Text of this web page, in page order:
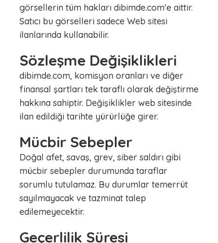
görsellerin tüm hakları dibimde.com'e aittir.
Satıcı bu görselleri sadece Web sitesi
ilanlarında kullanabilir.
Sözleşme Değişiklikleri
dibimde.com, komisyon oranları ve diğer
finansal şartları tek taraflı olarak değiştirme
hakkına sahiptir. Değişiklikler web sitesinde
ilan edildiği tarihte yürürlüğe girer.
Mücbir Sebepler
Doğal afet, savaş, grev, siber saldırı gibi
mücbir sebepler durumunda taraflar
sorumlu tutulamaz. Bu durumlar temerrüt
sayılmayacak ve tazminat talep
edilemeyecektir.
Geçerlilik Süresi